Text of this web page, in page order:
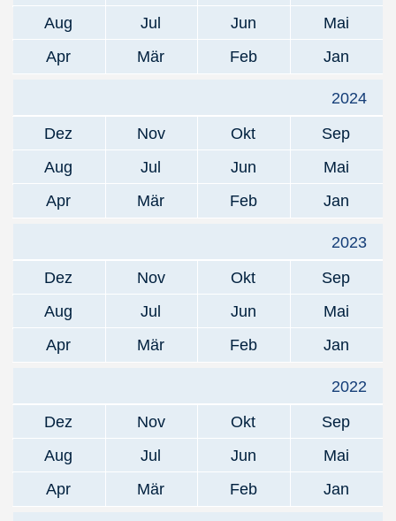
Aug
Jul Jun
Mai
Apr
Mär Feb Jan
2024
Dez
Nov Okt
Sep
Aug
Jul Jun
Mai
Apr
Mär Feb Jan
2023
Dez
Nov Okt
Sep
Aug
Jul Jun
Mai
Apr
Mär Feb Jan
2022
Dez
Nov Okt
Sep
Aug
Jul Jun
Mai
Apr
Mär Feb Jan